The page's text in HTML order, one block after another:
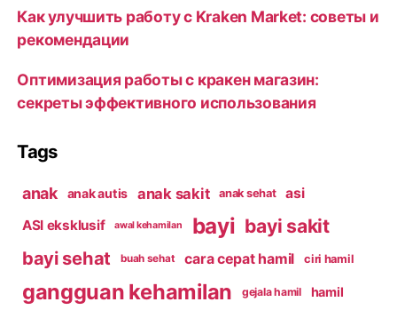
Как улучшить работу с Kraken Market: советы и
рекомендации
Оптимизация работы с кракен магазин:
секреты эффективного использования
Tags
anak anak autis anak sakit anak sehat
asi
ASI eksklusif
awal kehamilan bayi bayi sakit
bayi sehat buah sehat cara cepat hamil ciri hamil
gangguan kehamilan gejala hamil hamil